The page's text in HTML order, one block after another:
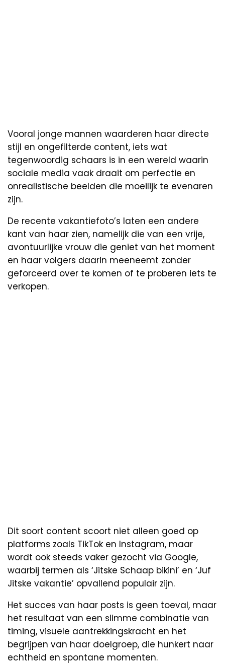
Vooral jonge mannen waarderen haar directe
stijl en ongefilterde content, iets wat
tegenwoordig schaars is in een wereld waarin
sociale media vaak draait om perfectie en
onrealistische beelden die moeilijk te evenaren
zijn.
De recente vakantiefoto’s laten een andere
kant van haar zien, namelijk die van een vrije,
avontuurlijke vrouw die geniet van het moment
en haar volgers daarin meeneemt zonder
geforceerd over te komen of te proberen iets te
verkopen.
Dit soort content scoort niet alleen goed op
platforms zoals TikTok en Instagram, maar
wordt ook steeds vaker gezocht via Google,
waarbij termen als ‘Jitske Schaap bikini’ en ‘Juf
Jitske vakantie’ opvallend populair zijn.
Het succes van haar posts is geen toeval, maar
het resultaat van een slimme combinatie van
timing, visuele aantrekkingskracht en het
begrijpen van haar doelgroep, die hunkert naar
echtheid en spontane momenten.